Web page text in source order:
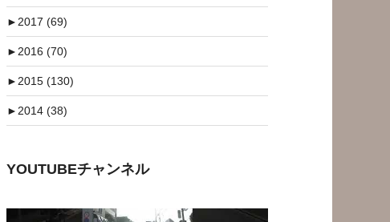
►2017 (69)
►2016 (70)
►2015 (130)
►2014 (38)
YOUTUBEチャンネル